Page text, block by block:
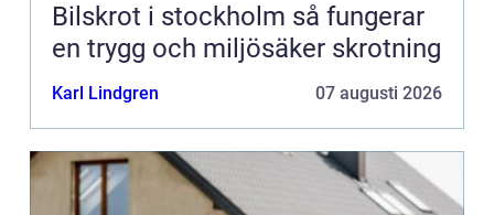
Bilskrot i stockholm så fungerar
en trygg och miljösäker skrotning
Karl Lindgren 07 augusti 2026